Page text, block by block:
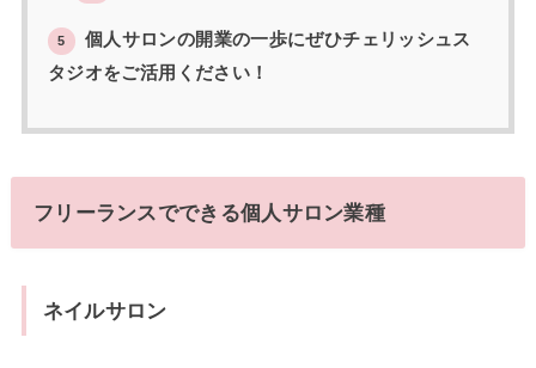
5
個人サロンの開業の一歩にぜひチェリッシュス
タジオをご活用ください！
フリーランスでできる個人サロン業種
ネイルサロン